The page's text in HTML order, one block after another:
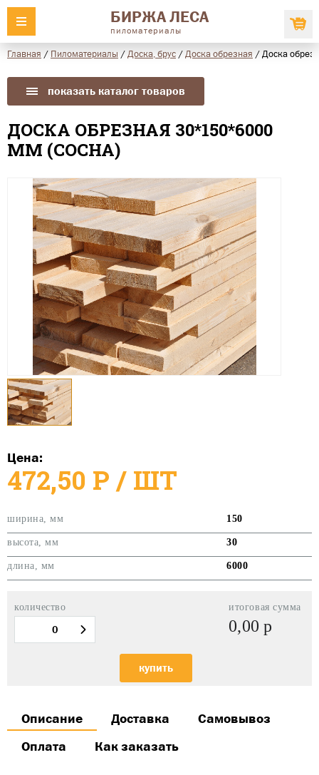
БИРЖА ЛЕСА
пиломатериалы
Главная / Пиломатериалы / Доска, брус / Доска обрезная / Доска
показать каталог товаров
ДОСКА ОБРЕЗНАЯ 30*150*6000
ММ (СОСНА)
Цена:
472,50 Р / ШТ
ширина, мм 150
высота, мм 30
длина, мм 6000
количество итоговая сумма
0,00р
купить
Описание Доставка Самовывоз
Оплата Как заказать